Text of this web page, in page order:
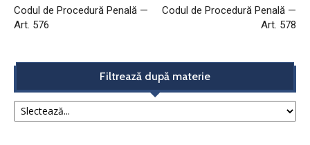
Codul de Procedură Penală —
Art. 576
Codul de Procedură Penală —
Art. 578
Filtrează după materie